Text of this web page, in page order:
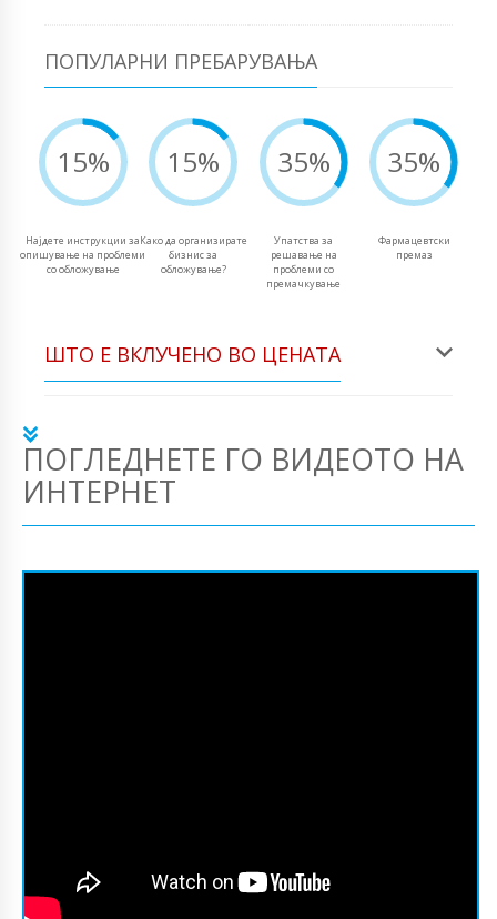
ПОПУЛАРНИ ПРЕБАРУВАЊА
15%
Најдете инструкции за
опишување на проблеми
со обложување
15%
Како да организирате
бизнис за
обложување?
35%
Упатства за
решавање на
проблеми со
премачкување
35%
Фармацевтски
премаз
ШТО Е ВКЛУЧЕНО ВО ЦЕНАТА
ПОГЛЕДНЕТЕ ГО ВИДЕОТО НА
ИНТЕРНЕТ